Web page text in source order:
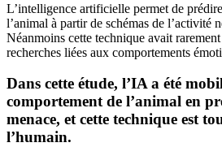
L’intelligence artificielle permet de
l’animal à partir de schémas de l’activité
Néanmoins cette technique avait
recherches liées aux comportements
Dans cette étude, l’IA a été
comportement de l’animal en
menace, et cette technique est
l’humain.